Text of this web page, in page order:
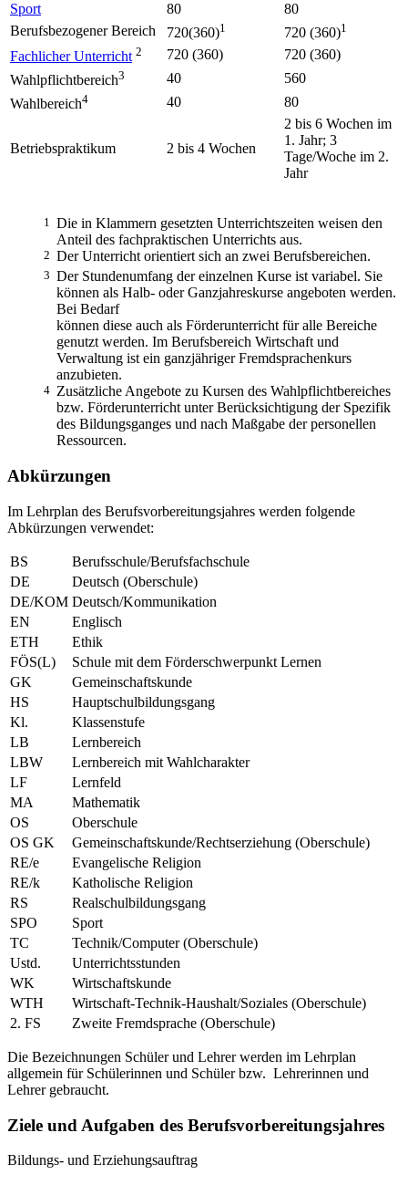
Sport 80
80
Berufsbezogener Bereich
720(360)1 720 (360)1
Fachlicher Unterricht 2 720 (360)
720 (360)
Wahlpflichtbereich3 40
560
Wahlbereich4 40 80
Betriebspraktikum 2 bis 4 Wochen
2 bis 6 Wochen im
1. Jahr; 3
Tage/Woche im 2.
Jahr
1 Die in Klammern gesetzten Unterrichtszeiten weisen den
Anteil des fachpraktischen Unterrichts aus.
2 Der Unterricht orientiert sich an zwei Berufsbereichen.
3 Der Stundenumfang der einzelnen Kurse ist variabel. Sie
können als Halb- oder Ganzjahreskurse angeboten werden.
Bei Bedarf
können diese auch als Förderunterricht für alle Bereiche
genutzt werden. Im Berufsbereich Wirtschaft und
Verwaltung ist ein ganzjähriger Fremdsprachenkurs
anzubieten.
4 Zusätzliche Angebote zu Kursen des Wahlpflichtbereiches
bzw. Förderunterricht unter Berücksichtigung der Spezifik
des Bildungsganges und nach Maßgabe der personellen
Ressourcen.
Abkürzungen
Im Lehrplan des Berufsvorbereitungsjahres werden folgende
Abkürzungen verwendet:
BS
Berufsschule/Berufsfachschule
DE
Deutsch (Oberschule)
DE/KOM Deutsch/Kommunikation
EN
Englisch
ETH
Ethik
FÖS(L)
Schule mit dem Förderschwerpunkt Lernen
GK
Gemeinschaftskunde
HS
Hauptschulbildungsgang
Kl.
Klassenstufe
LB
Lernbereich
LBW
Lernbereich mit Wahlcharakter
LF
Lernfeld
MA
Mathematik
OS
Oberschule
OS GK
Gemeinschaftskunde/Rechtserziehung (Oberschule)
RE/e
Evangelische Religion
RE/k
Katholische Religion
RS
Realschulbildungsgang
SPO
Sport
TC
Technik/Computer (Oberschule)
Ustd.
Unterrichtsstunden
WK
Wirtschaftskunde
WTH
Wirtschaft-Technik-Haushalt/Soziales (Oberschule)
2. FS
Zweite Fremdsprache (Oberschule)
Die Bezeichnungen Schüler und Lehrer werden im Lehrplan
allgemein für Schülerinnen und Schüler bzw. Lehrerinnen und
Lehrer gebraucht.
Ziele und Aufgaben des Berufsvorbereitungsjahres
Bildungs- und Erziehungsauftrag